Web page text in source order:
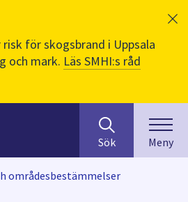
för skogsbrand i Uppsala
och mark. Läs SMHI:s råd
efter
innehåll
på
webbplatsen.
Sök Meny
områdesbestämmelser